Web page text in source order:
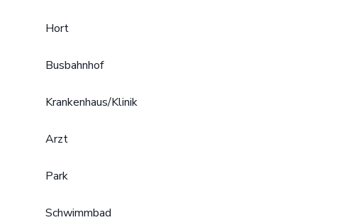
Hort
Busbahnhof
Krankenhaus/Klinik
Arzt
Park
Schwimmbad